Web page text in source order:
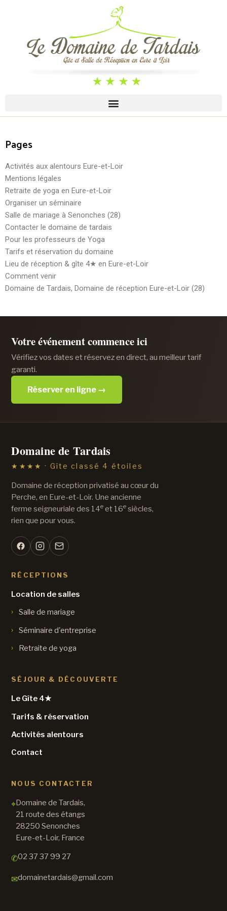
Pages
Activités aux alentours Eure-et-Loir
Mentions légales
Retraite de yoga en Eure-et-Loir
Organiser un séminaire
Salle de mariage à Senonches (28)
Contacter le domaine de tardais
Pour les professeurs de Yoga
Tarifs et réservation du domaine
Lieu de réception & gîte 4★ en Eure-et-Loir
Comment venir
Domaine de Tardais, Domaine de réception Eure-et-Loir (28)
Votre événement commence ici
Vérifiez vos dates et réservez en direct, au meilleur tarif
garanti.
Réserver en ligne →
Domaine de Tardais
★★★★ · Gîte classé 4 étoiles
Domaine de réception privatisé au cœur du
Perche, en Eure-et-Loir. Une ancienne
ferme seigneuriale des 14e et 16e siècles,
rien que pour vous.
RÉCEPTIONS
Location de salles
Salle de mariage
Séminaire d'entreprise
Retraite de yoga
SÉJOUR & DÉCOUVERTE
Le Gîte 4★
Tarifs & réservation
Activités alentours
Contact
NOUS CONTACTER
⌖Domaine de Tardais,
21 route des étangs
28250 Senonches
Eure-et-Loir, France
✆02 37 37 99 27
✉domainetardais@gmail.com